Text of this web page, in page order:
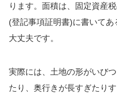
ります。面積は、固定資産
(登記事項証明書)に書いて
大丈夫です。
実際には、土地の形がいび
たり、奥行きが長すぎたり